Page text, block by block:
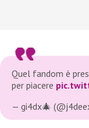
Quel fandom è
per piacere
— gi4dx🎄